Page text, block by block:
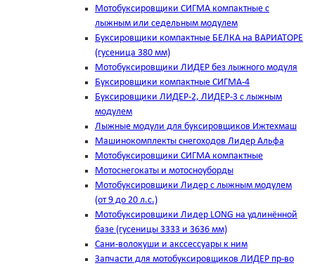
Мотобуксировщики СИГМА компактные с
лыжным или седельным модулем
Буксировщики компактные БЕЛКА на ВАРИАТОРЕ
(гусеница 380 мм)
Мотобуксировщики ЛИДЕР без лыжного модуля
Буксировщики компактные СИГМА-4
Буксировщики ЛИДЕР-2, ЛИДЕР-3 c лыжным
модулем
Лыжные модули для буксировщиков Ижтехмаш
Машинокомплекты снегоходов Лидер Альфа
Мотобуксировщики СИГМА компактные
Мотоснегокаты и мотосноуборды
Мотобуксировщики Лидер с лыжным модулем
(от 9 до 20 л.с.)
Мотобуксировщики Лидер LONG на удлинённой
базе (гусеницы 3333 и 3636 мм)
Сани-волокуши и акссессуары к ним
Запчасти для мотобуксировщиков ЛИДЕР пр-во